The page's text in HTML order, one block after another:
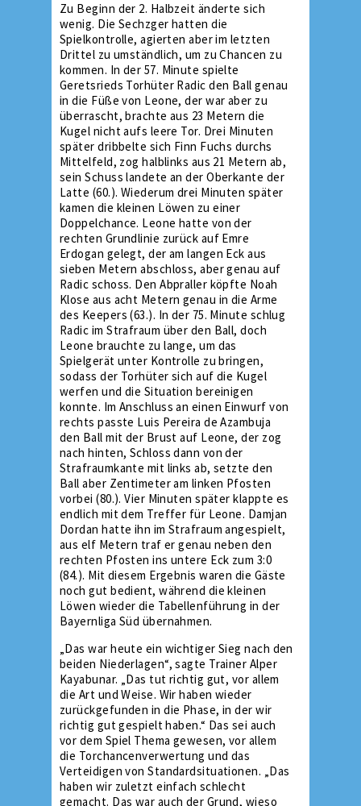
Zu Beginn der 2. Halbzeit änderte sich
wenig. Die Sechzger hatten die
Spielkontrolle, agierten aber im letzten
Drittel zu umständlich, um zu Chancen zu
kommen. In der 57. Minute spielte
Geretsrieds Torhüter Radic den Ball genau
in die Füße von Leone, der war aber zu
überrascht, brachte aus 23 Metern die
Kugel nicht aufs leere Tor. Drei Minuten
später dribbelte sich Finn Fuchs durchs
Mittelfeld, zog halblinks aus 21 Metern ab,
sein Schuss landete an der Oberkante der
Latte (60.). Wiederum drei Minuten später
kamen die kleinen Löwen zu einer
Doppelchance. Leone hatte von der
rechten Grundlinie zurück auf Emre
Erdogan gelegt, der am langen Eck aus
sieben Metern abschloss, aber genau auf
Radic schoss. Den Abpraller köpfte Noah
Klose aus acht Metern genau in die Arme
des Keepers (63.). In der 75. Minute schlug
Radic im Strafraum über den Ball, doch
Leone brauchte zu lange, um das
Spielgerät unter Kontrolle zu bringen,
sodass der Torhüter sich auf die Kugel
werfen und die Situation bereinigen
konnte. Im Anschluss an einen Einwurf von
rechts passte Luis Pereira de Azambuja
den Ball mit der Brust auf Leone, der zog
nach hinten, Schloss dann von der
Strafraumkante mit links ab, setzte den
Ball aber Zentimeter am linken Pfosten
vorbei (80.). Vier Minuten später klappte es
endlich mit dem Treffer für Leone. Damjan
Dordan hatte ihn im Strafraum angespielt,
aus elf Metern traf er genau neben den
rechten Pfosten ins untere Eck zum 3:0
(84.). Mit diesem Ergebnis waren die Gäste
noch gut bedient, während die kleinen
Löwen wieder die Tabellenführung in der
Bayernliga Süd übernahmen.
„Das war heute ein wichtiger Sieg nach den
beiden Niederlagen“, sagte Trainer Alper
Kayabunar. „Das tut richtig gut, vor allem
die Art und Weise. Wir haben wieder
zurückgefunden in die Phase, in der wir
richtig gut gespielt haben.“ Das sei auch
vor dem Spiel Thema gewesen, vor allem
die Torchancenverwertung und das
Verteidigen von Standardsituationen. „Das
haben wir zuletzt einfach schlecht
gemacht. Das war auch der Grund, wieso